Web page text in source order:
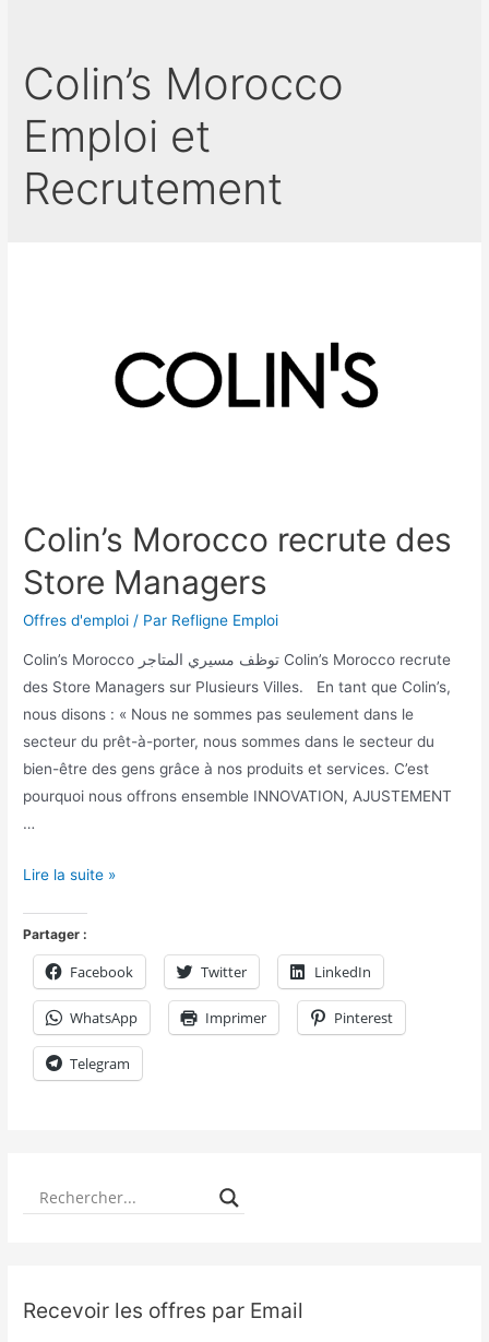
Colin’s Morocco
Emploi et
Recrutement
Colin’s Morocco recrute des
Store Managers
Offres d'emploi / Par Refligne Emploi
Colin’s Morocco توظف مسيري المتاجر Colin’s Morocco recrute
des Store Managers sur Plusieurs Villes. En tant que Colin’s,
nous disons : « Nous ne sommes pas seulement dans le
secteur du prêt-à-porter, nous sommes dans le secteur du
bien-être des gens grâce à nos produits et services. C’est
pourquoi nous offrons ensemble INNOVATION, AJUSTEMENT
…
Lire la suite »
Partager :
Facebook Twitter LinkedIn
WhatsApp Imprimer Pinterest
Telegram
Recevoir les offres par Email